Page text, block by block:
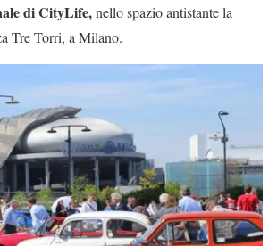
di CityLife,nello spazio antistante la
Tre Torri, a Milano.